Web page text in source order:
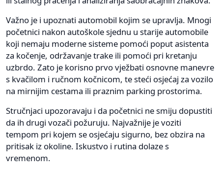
Važno je i upoznati automobil kojim se upravlja. Mnogi
početnici nakon autoškole sjednu u starije automobile
koji nemaju moderne sisteme pomoći poput asistenta
za kočenje, održavanje trake ili pomoći pri kretanju
uzbrdo. Zato je korisno prvo vježbati osnovne manevre
s kvačilom i ručnom kočnicom, te steći osjećaj za vozilo
na mirnijim cestama ili praznim parking prostorima.
Stručnjaci upozoravaju i da početnici ne smiju dopustiti
da ih drugi vozači požuruju. Najvažnije je voziti
tempom pri kojem se osjećaju sigurno, bez obzira na
pritisak iz okoline. Iskustvo i rutina dolaze s
vremenom.